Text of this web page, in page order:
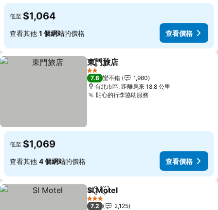
低至 $1,064
查看其他 1 個網站的價格 查看價格
分享 加入我的最愛
東門旅店
2 星級
7.8 蠻不錯
1,980
台北市區, 距離烏來 18.8 公里
貼心的行李協助服務
低至 $1,069
查看其他 4 個網站的價格 查看價格
分享 加入我的最愛
Sl Motel
3 星級
7.2
2,125